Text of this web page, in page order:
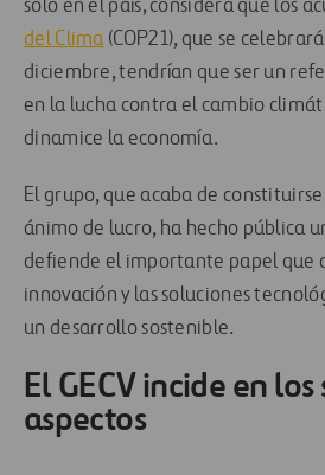
sólo en el país, considera que los
del Clima(COP21), que se
diciembre, tendrían que ser un
en la lucha contra el cambio
dinamice la economía.
El grupo, que acaba de
ánimo de lucro, ha hecho pública
defiende el importante papel que
innovación y las soluciones
un desarrollo sostenible.
El GECV incide en
aspectos